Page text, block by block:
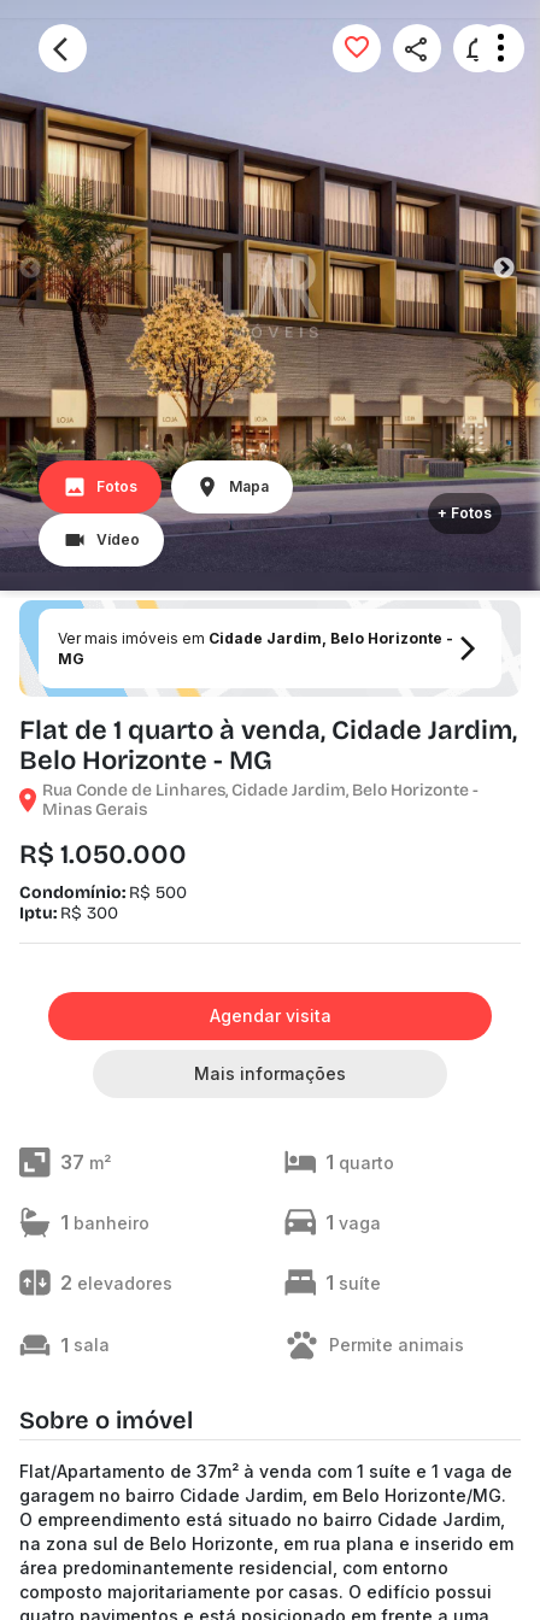
Fotos Mapa
Vídeo
+ Fotos
Ver mais imóveis em Cidade Jardim, Belo Horizonte -
MG
Flat de 1 quarto à venda, Cidade Jardim,
Belo Horizonte - MG
Rua Conde de Linhares, Cidade Jardim, Belo Horizonte -
Minas Gerais
R$ 1.050.000
Condomínio: R$ 500
Iptu: R$ 300
Agendar visita
Mais informações
37 m² 1 quarto
1 banheiro 1 vaga
2 elevadores 1 suíte
1 sala Permite animais
Sobre o imóvel
Flat/Apartamento de 37m² à venda com 1 suíte e 1 vaga de
garagem no bairro Cidade Jardim, em Belo Horizonte/MG.
O empreendimento está situado no bairro Cidade Jardim,
na zona sul de Belo Horizonte, em rua plana e inserido em
área predominantemente residencial, com entorno
composto majoritariamente por casas. O edifício possui
quatro pavimentos e está posicionado em frente a uma